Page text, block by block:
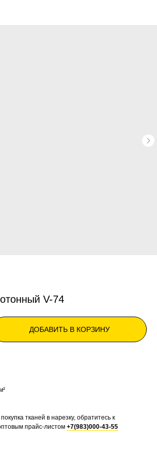
V-74
ДОБАВИТЬ В КОРЗИНУ
тканей в нарезку, обратитесь к
прайс-листом +7(983)000-43-55